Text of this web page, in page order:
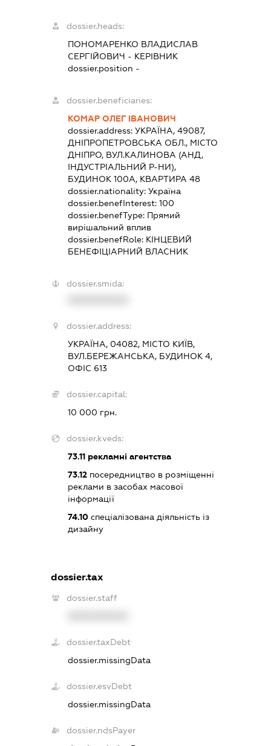
dossier.heads:
ПОНОМАРЕНКО ВЛАДИСЛАВ
СЕРГІЙОВИЧ - КЕРІВНИК
dossier.position -
dossier.beneficiaries:
КОМАР ОЛЕГ ІВАНОВИЧ
dossier.address:УКРАЇНА, 49087,
ДНІПРОПЕТРОВСЬКА ОБЛ., МІСТО
ДНІПРО, ВУЛ.КАЛИНОВА (АНД,
ІНДУСТРІАЛЬНИЙ Р-НИ),
БУДИНОК 100А, КВАРТИРА 48
dossier.nationality:Україна
dossier.benefInterest:100
dossier.benefType: Прямий
вирішальний вплив
dossier.benefRole: КІНЦЕВИЙ
БЕНЕФІЦІАРНИЙ ВЛАСНИК
dossier.smida:
dossier.address:
УКРАЇНА, 04082, МІСТО КИЇВ,
ВУЛ.БЕРЕЖАНСЬКА, БУДИНОК 4,
ОФІС 613
dossier.capital:
10 000 грн.
dossier.kveds:
73.11 рекламні агентства
73.12 посередництво в розміщенні
реклами в засобах масової
інформації
74.10 спеціалізована діяльність із
дизайну
dossier.tax
dossier.staff
dossier.taxDebt
dossier.missingData
dossier.esvDebt
dossier.missingData
dossier.ndsPayer